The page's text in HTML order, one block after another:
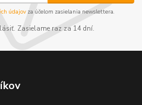
údajov za účelom zasielania newslettera.
Zasielame raz za 14 dní.